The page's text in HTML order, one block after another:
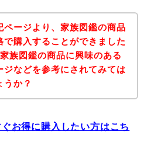
ページより、家族図鑑の商品
で購入することができました
族図鑑の商品に興味のある
ジなどを参考にされてみては
うか？
お得に購入したい方はこち